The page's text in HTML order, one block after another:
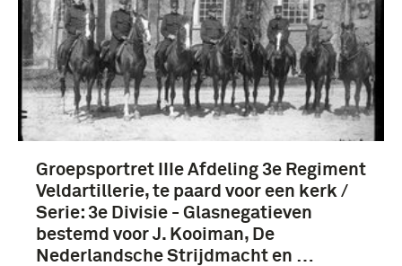
Bartels, P.J.A. (4)
veldartillerie (3)
Nederland (13)
Groepsportret IIIe Afdeling 3e Regiment
Veldartillerie, te paard voor een kerk /
Serie: 3e Divisie - Glasnegatieven
bestemd voor J. Kooiman, De
Nederlandsche Strijdmacht en …